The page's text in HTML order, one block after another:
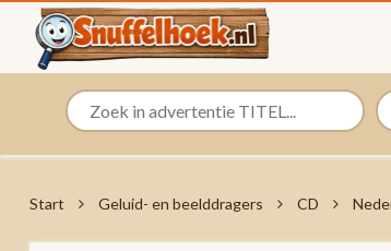
Start Geluid- en beelddragers CD